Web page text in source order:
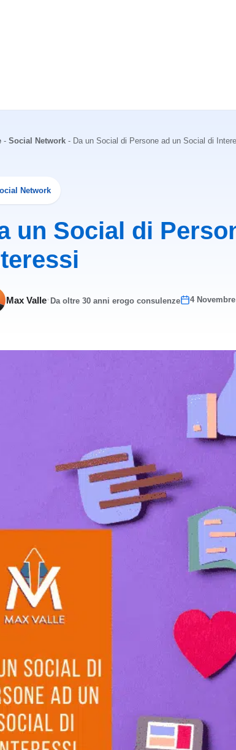
- Social Network - Da un Social di Persone ad un Social di
Network
un Social di
Max Valle· Da oltre 30 anni erogo consulenze 4